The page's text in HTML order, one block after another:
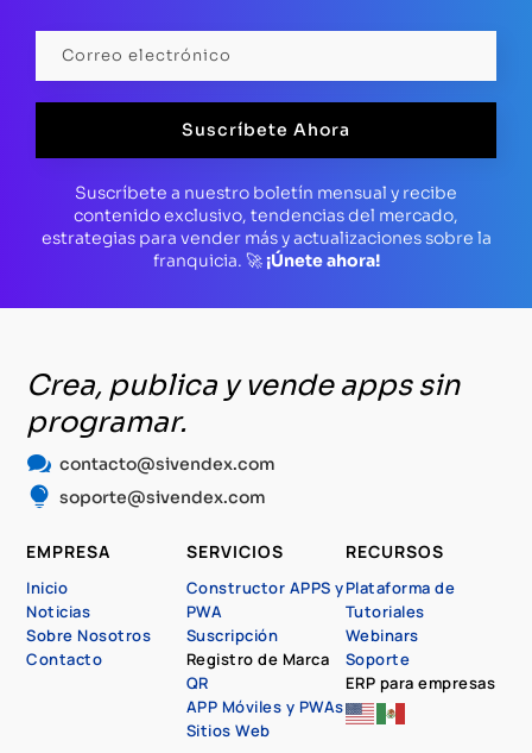
Suscríbete Ahora
Suscríbete a nuestro boletín mensual y recibe
contenido exclusivo, tendencias del mercado,
estrategias para vender más y actualizaciones sobre la
franquicia. 🚀 ¡Únete ahora!
Crea, publica y vende apps sin
programar.
 contacto@sivendex.com
 soporte@sivendex.com
EMPRESA
Inicio
Noticias
Sobre Nosotros
Contacto
SERVICIOS
Constructor APPS y
PWA
Suscripción
Registro de Marca
QR
APP Móviles y PWAs
Sitios Web
RECURSOS
Plataforma de
Tutoriales
Webinars
Soporte
ERP para empresas